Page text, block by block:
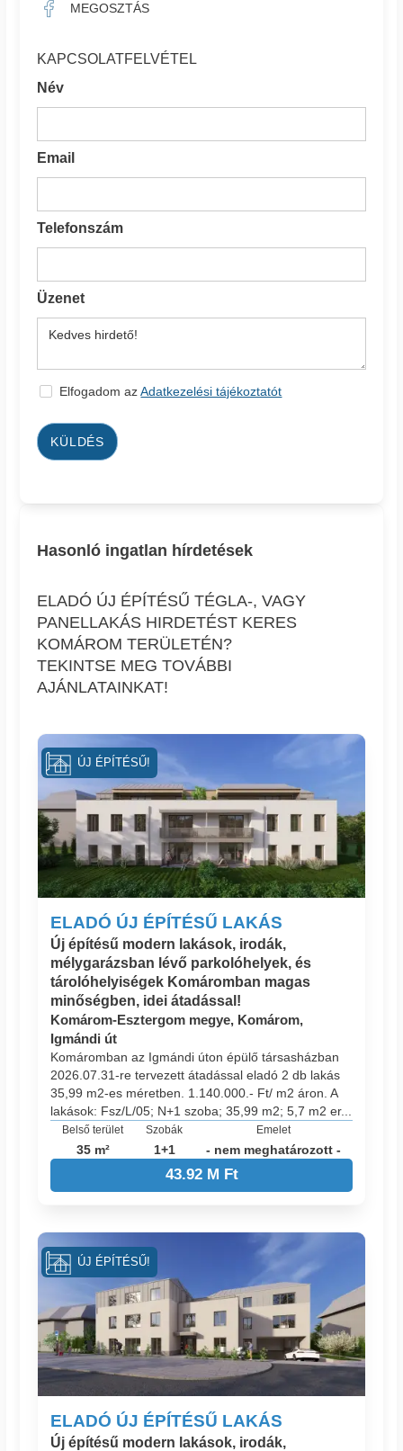
MEGOSZTÁS
KAPCSOLATFELVÉTEL
Név
Email
Telefonszám
Üzenet
Elfogadom azAdatkezelési tájékoztatót
KÜLDÉS
Hasonló ingatlan hírdetések
ELADÓ ÚJ ÉPÍTÉSŰ TÉGLA-, VAGY
PANELLAKÁS HIRDETÉST KERES
KOMÁROM TERÜLETÉN?
TEKINTSE MEG TOVÁBBI
AJÁNLATAINKAT!
ELADÓ ÚJ ÉPÍTÉSŰ LAKÁS
Új építésű modern lakások, irodák,
mélygarázsban lévő parkolóhelyek, és
tárolóhelyiségek Komáromban magas
minőségben, idei átadással!
Komárom-Esztergom megye, Komárom,
Igmándi út
Komáromban az Igmándi úton épülő társasházban
2026.07.31-re tervezett átadással eladó 2 db lakás
35,99 m2-es méretben. 1.140.000.- Ft/ m2 áron. A
lakások: Fsz/L/05; N+1 szoba; 35,99 m2; 5,7 m2 er...
Belső terület
35 m²
Szobák
1+1
Emelet
- nem meghatározott -
43.92 M Ft
ÚJ ÉPÍTÉSŰ!
ELADÓ ÚJ ÉPÍTÉSŰ LAKÁS
Új építésű modern lakások, irodák,
ÚJ ÉPÍTÉSŰ!